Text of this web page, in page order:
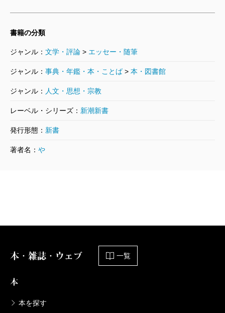
書籍の分類
ジャンル： 文学・評論 > エッセー・随筆
ジャンル： 事典・年鑑・本・ことば> 本・図書館
ジャンル： 人文・思想・宗教
レーベル・シリーズ： 新潮新書
発行形態： 新書
著者名： や
本・雑誌・ウェブ 一覧
本
本を探す